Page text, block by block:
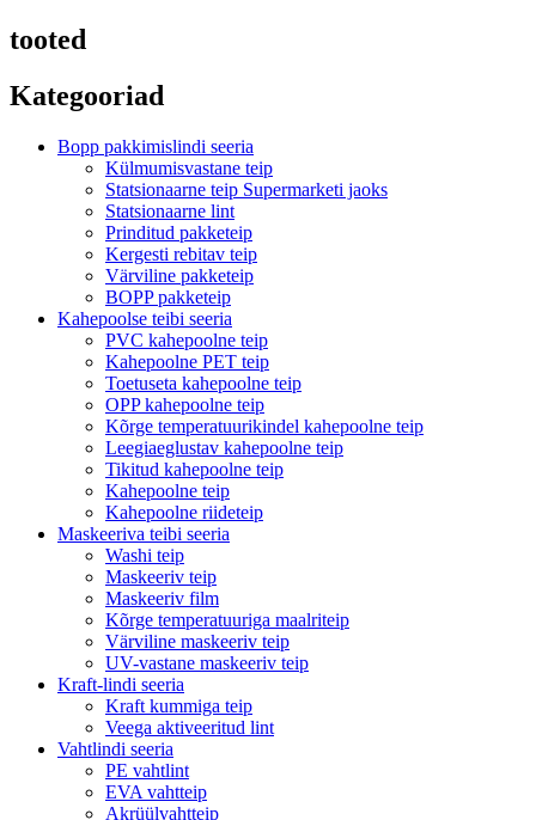
tooted
Kategooriad
Bopp pakkimislindi seeria
Külmumisvastane teip
Statsionaarne teip Supermarketi jaoks
Statsionaarne lint
Prinditud pakketeip
Kergesti rebitav teip
Värviline pakketeip
BOPP pakketeip
Kahepoolse teibi seeria
PVC kahepoolne teip
Kahepoolne PET teip
Toetuseta kahepoolne teip
OPP kahepoolne teip
Kõrge temperatuurikindel kahepoolne teip
Leegiaeglustav kahepoolne teip
Tikitud kahepoolne teip
Kahepoolne teip
Kahepoolne riideteip
Maskeeriva teibi seeria
Washi teip
Maskeeriv teip
Maskeeriv film
Kõrge temperatuuriga maalriteip
Värviline maskeeriv teip
UV-vastane maskeeriv teip
Kraft-lindi seeria
Kraft kummiga teip
Veega aktiveeritud lint
Vahtlindi seeria
PE vahtlint
EVA vahtteip
Akrüülvahtteip